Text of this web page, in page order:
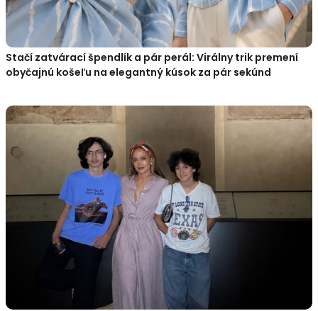
Stačí zatvárací špendlík a pár perál: Virálny trik premení
obyčajnú košeľu na elegantný kúsok za pár sekúnd